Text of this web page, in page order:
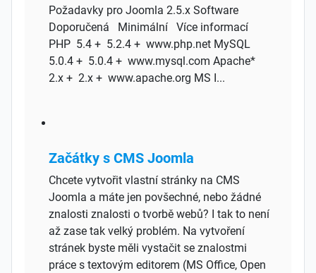
Požadavky pro Joomla 2.5.x Software
Doporučená Minimální Více informací
PHP 5.4 + 5.2.4 + www.php.net MySQL
5.0.4 + 5.0.4 + www.mysql.com Apache*
2.x + 2.x + www.apache.org MS I...
Začátky s CMS Joomla
Chcete vytvořit vlastní stránky na CMS
Joomla a máte jen povšechné, nebo žádné
znalosti znalosti o tvorbě webů? I tak to není
až zase tak velký problém. Na vytvoření
stránek byste měli vystačit se znalostmi
práce s textovým editorem (MS Office, Open